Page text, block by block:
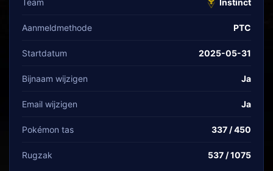
Team Instinct
Aanmeldmethode PTC
Startdatum 2025-05-31
Bijnaam wijzigen Ja
Email wijzigen Ja
Pokémon tas 337 / 450
Rugzak 537 / 1075